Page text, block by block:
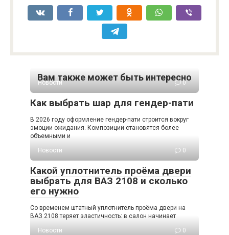
Вам также может быть интересно
Новости 0
Как выбрать шар для гендер-пати
В 2026 году оформление гендер-пати строится вокруг
эмоции ожидания. Композиции становятся более
объемными и
Новости
0
Какой уплотнитель проёма двери
выбрать для ВАЗ 2108 и сколько
его нужно
Со временем штатный уплотнитель проёма двери на
ВАЗ 2108 теряет эластичность: в салон начинает
Новости
0